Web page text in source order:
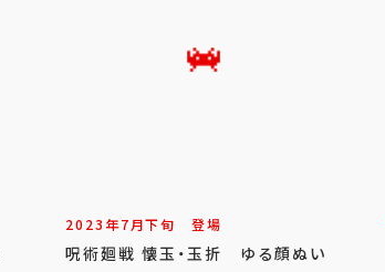
2023年7月下旬 登場
呪術廻戦 懐玉・玉折 ゆる顔ぬい